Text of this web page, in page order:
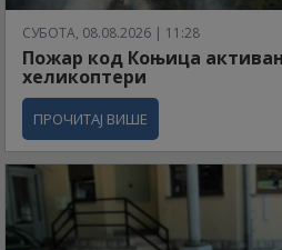
СУБОТА, 08.08.2026 | 11:28
Пожар код Коњица
хеликоптери
ПРОЧИТАЈ ВИШЕ